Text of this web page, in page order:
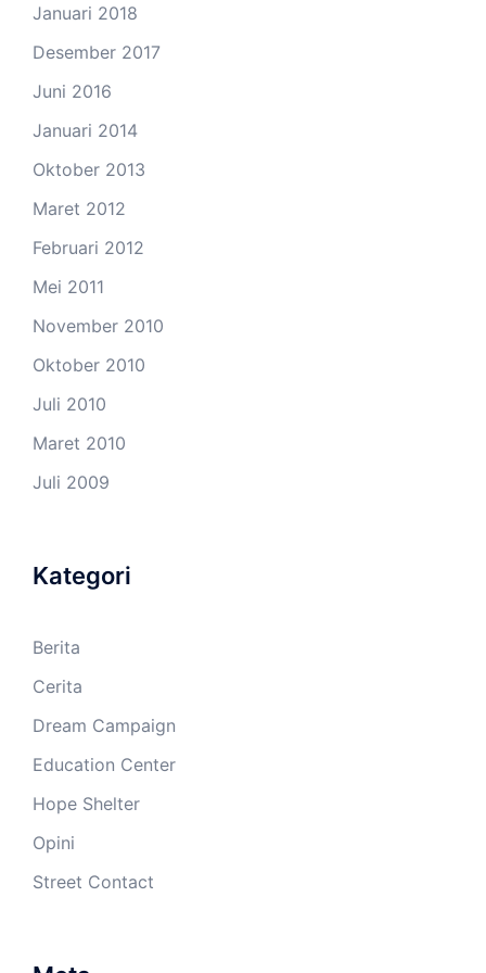
Januari 2018
Desember 2017
Juni 2016
Januari 2014
Oktober 2013
Maret 2012
Februari 2012
Mei 2011
November 2010
Oktober 2010
Juli 2010
Maret 2010
Juli 2009
Kategori
Berita
Cerita
Dream Campaign
Education Center
Hope Shelter
Opini
Street Contact